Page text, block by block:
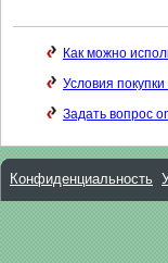
Как можно
Условия
Задать вопрос
Конфиденциальность